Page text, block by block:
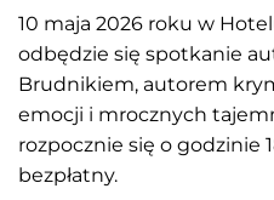
10 maja 2026 roku w
odbędzie się spotkanie
Brudnikiem, autorem
emocji i mrocznych
rozpocznie się o godzinie
bezpłatny.